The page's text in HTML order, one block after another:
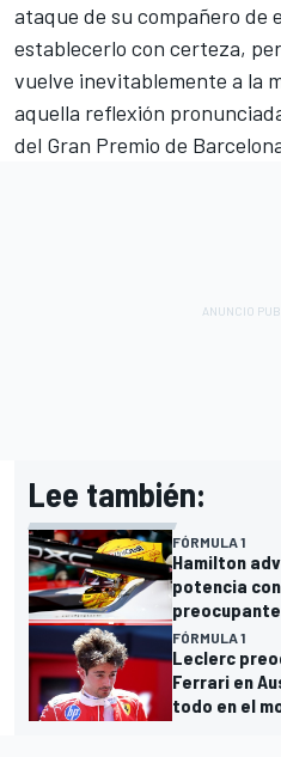
ataque de su compañero de
establecerlo con certeza,
vuelve inevitablemente a la
aquella reflexión
del Gran Premio de
Lee también:
FÓRMULA 1
Hamilton
potencia
FÓRMULA 1
Leclerc
Ferrari en
todo en el